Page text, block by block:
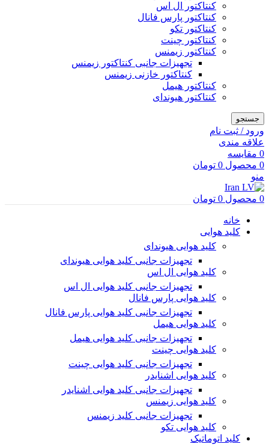
کنتاکتور ال اس
کنتاکتور پارس فانال
کنتاکتور تکو
کنتاکتور چینت
کنتاکتور زیمنس
تجهیزات جانبی کنتاکتور زیمنس
کنتاکتور خازنی زیمنس
کنتاکتور هیمل
کنتاکتور هیوندای
جستجو
ورود / ثبت نام
علاقه مندی
0 مقایسه
0 محصول 0 تومان
منو
0 محصول 0 تومان
خانه
کلید هوایی
کلید هوایی هیوندای
تجهیزات جانبی کلید هوایی هیوندای
کلید هوایی ال اس
تجهیزات جانبی کلید هوایی ال اس
کلید هوایی پارس فانال
تجهیزات جانبی کلید هوایی پارس فانال
کلید هوایی هیمل
تجهیزات جانبی کلید هوایی هیمل
کلید هوایی چینت
تجهیزات جانبی کلید هوایی چینت
کلید هوایی اشنایدر
تجهیزات جانبی کلید هوایی اشنایدر
کلید هوایی زیمنس
تجهیزات جانبی کلید زیمنس
کلید هوایی تکو
کلید اتوماتیک